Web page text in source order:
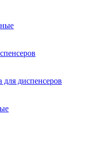
для диспенсеров